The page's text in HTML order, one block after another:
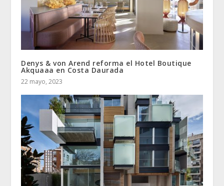
Denys & von Arend reforma el Hotel Boutique
Akquaaa en Costa Daurada
22 mayo, 2023